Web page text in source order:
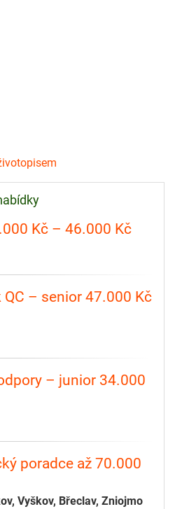
Kč – 46.000 Kč
– senior 47.000 Kč
– junior 34.000
poradce až 70.000
Vyškov, Břeclav, Zniojmo